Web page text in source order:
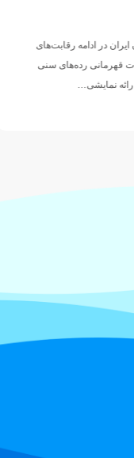
تیم ملی
مرحله
رده‌های